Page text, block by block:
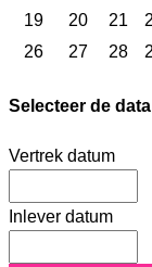
19
20 21
26
27 28
Selecteer de
Vertrek datum
Inlever datum